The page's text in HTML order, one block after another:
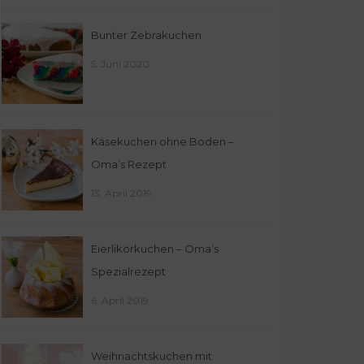
Bunter Zebrakuchen
5. Juni 2020
Käsekuchen ohne Boden –
Oma’s Rezept
13. April 2019
Eierlikörkuchen – Oma’s
Spezialrezept
6. April 2019
Weihnachtskuchen mit